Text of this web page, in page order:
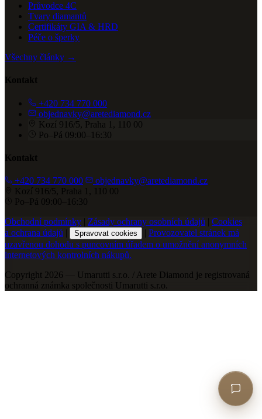
Průvodce 4C
Tvary diamantů
Certifikáty GIA & HRD
Péče o šperky
Všechny články →
Kontakt
+420 734 770 000
objednavky@aretediamond.cz
Kozí 916/5, Praha 1, 110 00
Po–Pá 09:00–16:30
Kontakt
+420 734 770 000
objednavky@aretediamond.cz
Kozí 916/5, Praha 1, 110 00
Po–Pá 09:00–16:30
Obchodní podmínky | Zásady ochrany osobních údajů | Cookies
a ochrana údajů | Spravovat cookies | Provozovatel stránek má
uzavřenou dohodu s puncovním úřadem o umožnění anonymních
internetových kontrolních nákupů.
Copyright 2026 — Umarutti s.r.o. / Arete Diamond je registrovaná
ochranná známka společnosti Umarutti s.r.o.